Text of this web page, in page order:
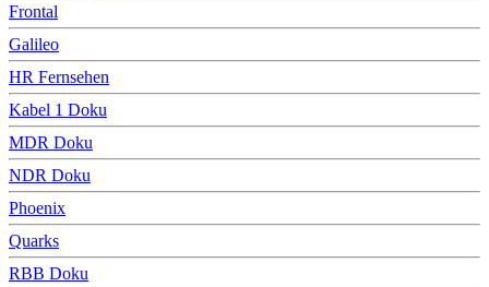
Frontal
Galileo
HR Fernsehen
Kabel 1 Doku
MDR Doku
NDR Doku
Phoenix
Quarks
RBB Doku